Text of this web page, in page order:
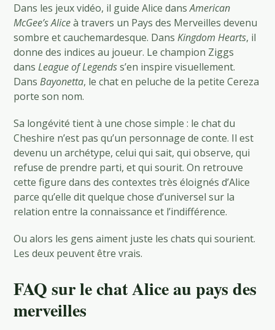
Dans les jeux vidéo, il guide Alice dansAmerican
McGee’s Aliceà travers un Pays des Merveilles devenu
sombre et cauchemardesque. DansKingdom Hearts, il
donne des indices au joueur. Le champion Ziggs
dansLeague of Legendss’en inspire visuellement.
DansBayonetta, le chat en peluche de la petite Cereza
porte son nom.
Sa longévité tient à une chose simple : le chat du
Cheshire n’est pas qu’un personnage de conte. Il est
devenu un archétype, celui qui sait, qui observe, qui
refuse de prendre parti, et qui sourit. On retrouve
cette figure dans des contextes très éloignés d’Alice
parce qu’elle dit quelque chose d’universel sur la
relation entre la connaissance et l’indifférence.
Ou alors les gens aiment juste les chats qui sourient.
Les deux peuvent être vrais.
FAQ sur le chat Alice au pays des
merveilles